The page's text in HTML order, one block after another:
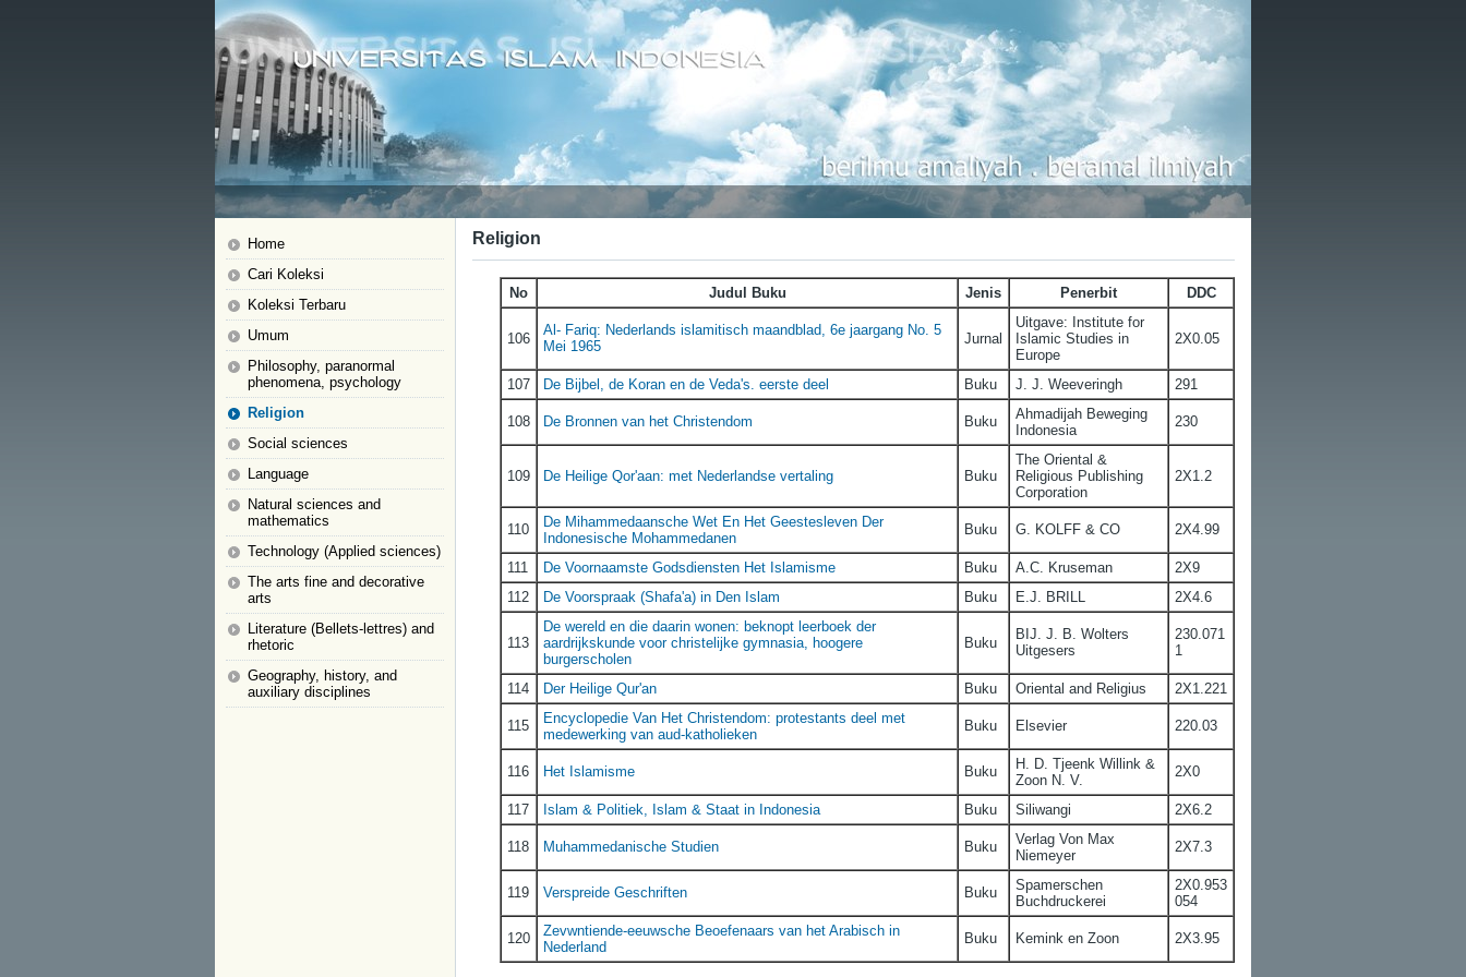
Home
Cari Koleksi
Koleksi Terbaru
Umum
Philosophy, paranormal
phenomena, psychology
Religion
Social sciences
Language
Natural sciences and
mathematics
Technology (Applied sciences)
The arts fine and decorative
arts
Literature (Bellets-lettres) and
rhetoric
Geography, history, and
auxiliary disciplines
Religion
No Judul Buku Jenis Penerbit DDC
106
Al- Fariq: Nederlands islamitisch maandblad, 6e jaargang No. 5
Mei 1965
Jurnal
Uitgave: Institute for
Islamic Studies in
Europe
2X0.05
107 De Bijbel, de Koran en de Veda's. eerste deel Buku J. J. Weeveringh 291
108 De Bronnen van het Christendom Buku
Ahmadijah Beweging
Indonesia
230
109 De Heilige Qor'aan: met Nederlandse vertaling Buku
The Oriental &
Religious Publishing
Corporation
2X1.2
110
De Mihammedaansche Wet En Het Geestesleven Der
Indonesische Mohammedanen
Buku G. KOLFF & CO 2X4.99
111 De Voornaamste Godsdiensten Het Islamisme Buku A.C. Kruseman
2X9
112
De Voorspraak (Shafa'a) in Den Islam Buku E.J. BRILL 2X4.6
113
De wereld en die daarin wonen: beknopt leerboek der
aardrijkskunde voor christelijke gymnasia, hoogere
burgerscholen
Buku
BIJ. J. B. Wolters
Uitgesers
230.071
1
114 Der Heilige Qur'an Buku Oriental and Religius 2X1.221
115
Encyclopedie Van Het Christendom: protestants deel met
medewerking van aud-katholieken
Buku Elsevier 220.03
116 Het Islamisme Buku
H. D. Tjeenk Willink &
Zoon N. V.
2X0
117 Islam & Politiek, Islam & Staat in Indonesia Buku Siliwangi 2X6.2
118 Muhammedanische Studien Buku
Verlag Von Max
Niemeyer
2X7.3
119 Verspreide Geschriften Buku
Spamerschen
Buchdruckerei
2X0.953
054
120
Zevwntiende-eeuwsche Beoefenaars van het Arabisch in
Nederland
Buku Kemink en Zoon 2X3.95